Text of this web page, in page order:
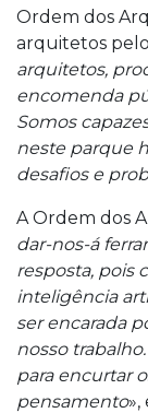
Ordem dos
arquitetos
arquitetos,
encomenda
Somos
neste parque
desafios e
A Ordem dos
dar-nos-á
resposta, pois
inteligência
ser encarada
nosso
para encurtar
pensamento»,